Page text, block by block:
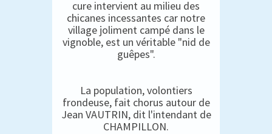
cure intervient au milieu des
chicanes incessantes car notre
village joliment campé dans le
vignoble, est un véritable "nid de
guêpes".
La population, volontiers
frondeuse, fait chorus autour de
Jean VAUTRIN, dit l'intendant de
CHAMPILLON.